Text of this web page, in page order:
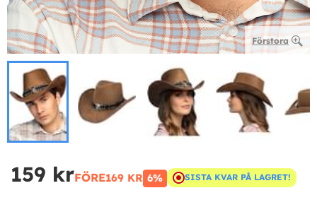
Förstora
159 krFÖRE169 KR 6% SISTA KVAR PÅ LAGRET!